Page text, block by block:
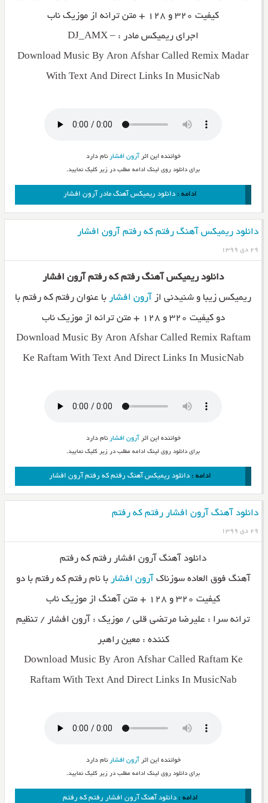
کیفیت ۳۲۰ و ۱۲۸ + متن ترانه از موزیک ناب
اجرای ریمیکس مادر : – DJ_AMX
Download Music By Aron Afshar Called Remix Madar
With Text And Direct Links In MusicNab
خواننده این اثر آرون افشار نام دارد
برای دانلود روی لینک ادامه مطلب در زیر کلیک نمایید.
ادامه : دانلود ریمیکس آهنگ مادر آرون افشار
دانلود ریمیکس آهنگ رفتم که رفتم آرون افشار
۲۹ دی ۱۳۹۹
دانلود ریمیکس آهنگ رفتم که رفتم آرون افشار
ریمیکس زیبا و شنیدنی از آرون افشار با عنوان رفتم که رفتم با
دو کیفیت ۳۲۰ و ۱۲۸ + متن ترانه از موزیک ناب
Download Music By Aron Afshar Called Remix Raftam
Ke Raftam With Text And Direct Links In MusicNab
خواننده این اثر آرون افشار نام دارد
برای دانلود روی لینک ادامه مطلب در زیر کلیک نمایید.
ادامه : دانلود ریمیکس آهنگ رفتم که رفتم آرون افشار
دانلود آهنگ آرون افشار رفتم که رفتم
۲۹ دی ۱۳۹۹
دانلود آهنگ آرون افشار رفتم که رفتم
آهنگ فوق العاده سوزناک آرون افشار با نام رفتم که رفتم با دو
کیفیت ۳۲۰ و ۱۲۸ + متن آهنگ از موزیک ناب
ترانه سرا : علیرضا مرتضی قلی / موزیک : آرون افشار / تنظیم
کننده : معین راهبر
Download Music By Aron Afshar Called Raftam Ke
Raftam With Text And Direct Links In MusicNab
خواننده این اثر آرون افشار نام دارد
برای دانلود روی لینک ادامه مطلب در زیر کلیک نمایید.
ادامه :دانلود آهنگ آرون افشار رفتم که رفتم